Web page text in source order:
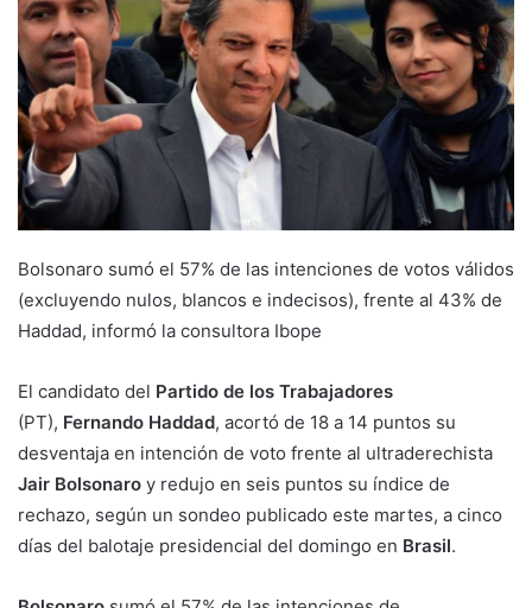
Bolsonaro sumó el 57% de las intenciones de votos válidos
(excluyendo nulos, blancos e indecisos), frente al 43% de
Haddad, informó la consultora Ibope
El candidato del Partido de los Trabajadores
(PT), Fernando Haddad, acortó de 18 a 14 puntos su
desventaja en intención de voto frente al ultraderechista
Jair Bolsonaro y redujo en seis puntos su índice de
rechazo, según un sondeo publicado este martes, a cinco
días del balotaje presidencial del domingo en Brasil.